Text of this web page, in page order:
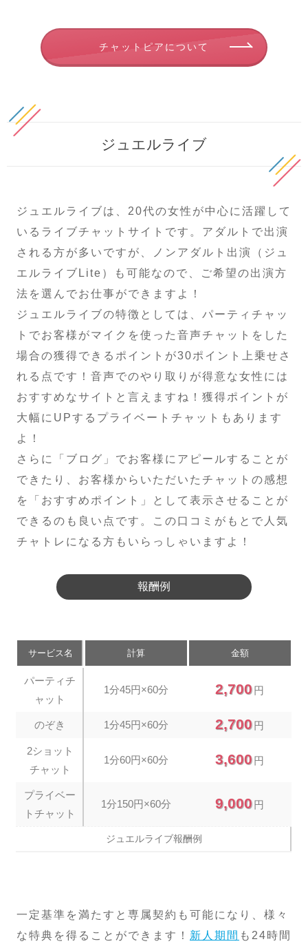
チャットピアについて
ジュエルライブ
ジュエルライブは、20代の女性が中心に活躍して
いるライブチャットサイトです。アダルトで出演
される方が多いですが、ノンアダルト出演（ジュ
エルライブLite）も可能なので、ご希望の出演方
法を選んでお仕事ができますよ！
ジュエルライブの特徴としては、パーティチャッ
トでお客様がマイクを使った音声チャットをした
場合の獲得できるポイントが30ポイント上乗せさ
れる点です！音声でのやり取りが得意な女性には
おすすめなサイトと言えますね！獲得ポイントが
大幅にUPするプライベートチャットもあります
よ！
さらに「ブログ」でお客様にアピールすることが
できたり、お客様からいただいたチャットの感想
を「おすすめポイント」として表示させることが
できるのも良い点です。この口コミがもとで人気
チャトレになる方もいらっしゃいますよ！
報酬例
サービス名 計算 金額
パーティチ
ャット
1分45円×60分 2,700円
のぞき 1分45円×60分 2,700円
2ショット
チャット
1分60円×60分 3,600円
プライベー
トチャット
1分150円×60分 9,000円
ジュエルライブ報酬例
一定基準を満たすと専属契約も可能になり、様々
な特典を得ることができます！ 新人期間 も24時間